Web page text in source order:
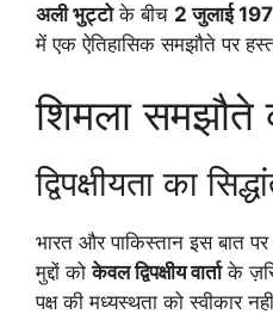
अली भुट्टोके बीच 2 जुलाई
में एक ऐतिहासिक समझौते पर
शिमला समझौते
द्विपक्षीयता का
भारत और पाकिस्तान इस बात
मुद्दों कोकेवल द्विपक्षीय वार्ताके
पक्ष की मध्यस्थता को स्वीकार